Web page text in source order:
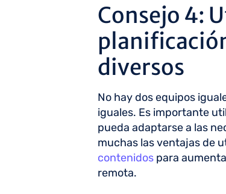
Consejo 4:
diversos
No hay dos equipos
iguales. Es importante
pueda adaptarse a las
muchas las ventajas de
contenidospara
remota.